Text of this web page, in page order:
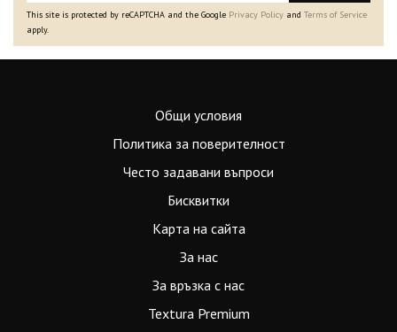
This site is protected by reCAPTCHA and the Google Privacy Policy and Terms of Service
apply.
Общи условия
Политика за поверителност
Често задавани въпроси
Бисквитки
Карта на сайта
За нас
За връзка с нас
Textura Premium